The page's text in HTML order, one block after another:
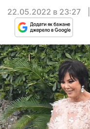
22.05.2022 в 23:27